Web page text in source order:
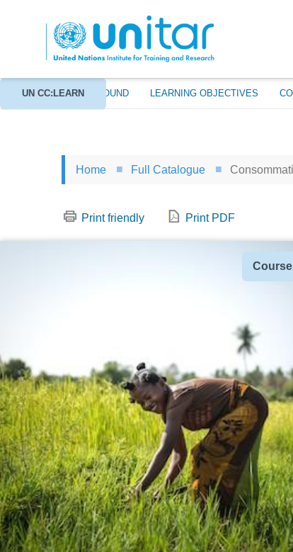
ABOUT BACKGROUND LEARNING OBJECTIVES
UN CC:LEARN
Home Full Catalogue
Print friendly Print PDF
Type
Course